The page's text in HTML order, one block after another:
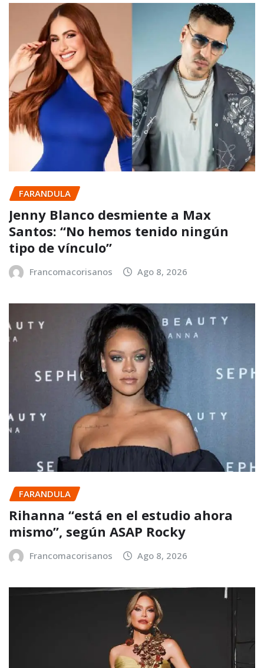
FARANDULA
Jenny Blanco desmiente a Max
Santos: “No hemos tenido ningún
tipo de vínculo”
Francomacorisanos Ago 8, 2026
FARANDULA
Rihanna “está en el estudio ahora
mismo”, según ASAP Rocky
Francomacorisanos Ago 8, 2026